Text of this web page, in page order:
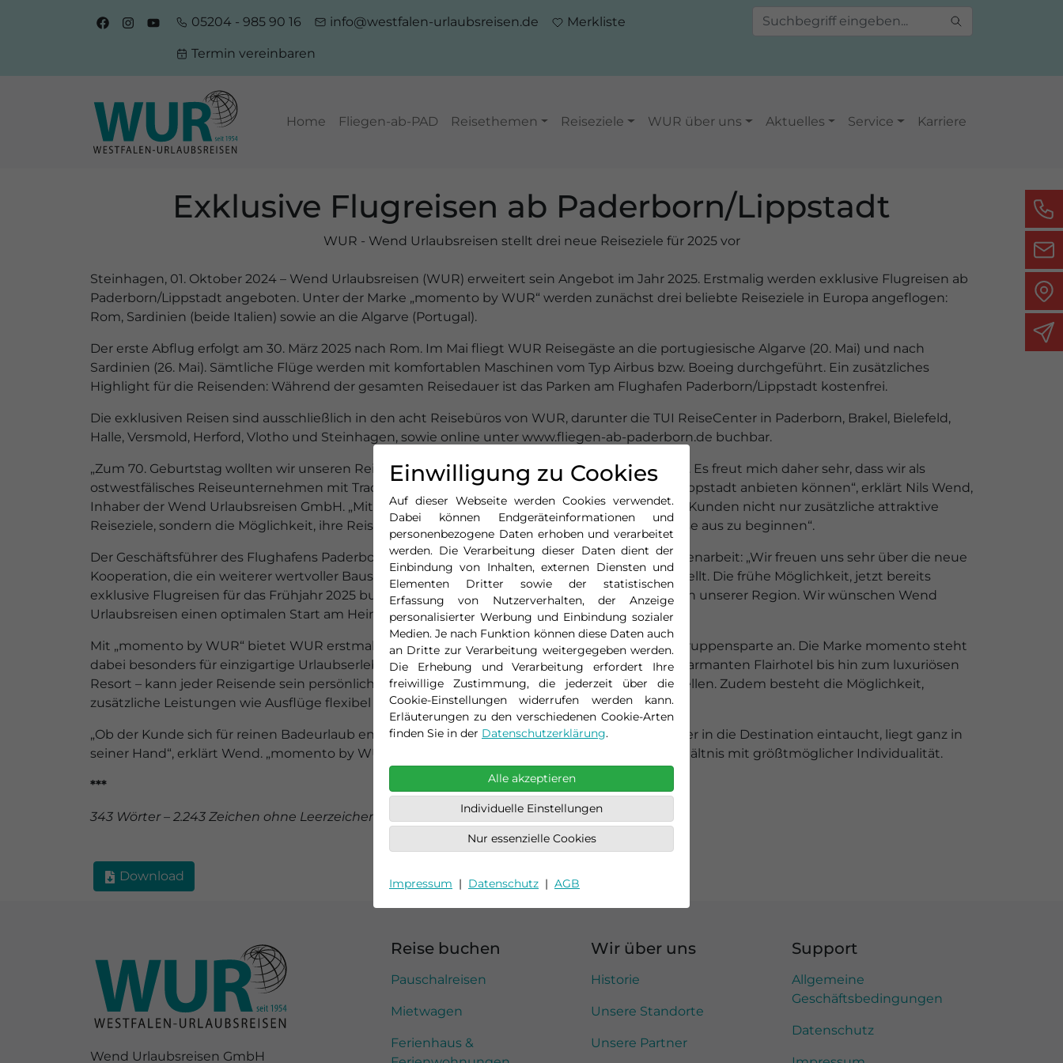
05204 - 985 90 16 info@westfalen-urlaubsreisen.de Merkliste
Termin vereinbaren
Home Fliegen-ab-PAD Reisethemen Reiseziele WUR über uns Aktuelles Service Karriere
Exklusive Flugreisen ab Paderborn/Lippstadt
WUR - Wend Urlaubsreisen stellt drei neue Reiseziele für 2025 vor
Steinhagen, 01. Oktober 2024 – Wend Urlaubsreisen (WUR) erweitert sein Angebot im Jahr 2025. Erstmalig werden exklusive Flugreisen ab
Paderborn/Lippstadt angeboten. Unter der Marke „momento by WUR“ werden zunächst drei beliebte Reiseziele in Europa angeflogen:
Rom, Sardinien (beide Italien) sowie an die Algarve (Portugal).
Der erste Abflug erfolgt am 30. März 2025 nach Rom. Im Mai fliegt WUR Reisegäste an die portugiesische Algarve (20. Mai) und nach
Sardinien (26. Mai). Sämtliche Flüge werden mit komfortablen Maschinen vom Typ Airbus bzw. Boeing durchgeführt. Ein zusätzliches
Highlight für die Reisenden: Während der gesamten Reisedauer ist das Parken am Flughafen Paderborn/Lippstadt kostenfrei.
Die exklusiven Reisen sind ausschließlich in den acht Reisebüros von WUR, darunter die TUI ReiseCenter in Paderborn, Brakel, Bielefeld,
Halle, Versmold, Herford, Vlotho und Steinhagen, sowie online unter www.fliegen-ab-paderborn.de buchbar.
„Zum 70. Geburtstag wollten wir unseren Reisenden etwas ganz Neues und Besonders bieten. Es freut mich daher sehr, dass wir als
ostwestfälisches Reiseunternehmen mit Tradition jetzt auch eigene Abflüge von Paderborn/Lippstadt anbieten können“, erklärt Nils Wend,
Inhaber der Wend Urlaubsreisen GmbH. „Mit diesem erweiterten Angebot bieten wir unseren Kunden nicht nur zusätzliche attraktive
Reiseziele, sondern die Möglichkeit, ihre Reise ganz entspannt und möglichst nah von zu Hause aus zu beginnen“.
Der Geschäftsführer des Flughafens Paderborn/Lippstadt, Roland Hüser, begrüßt die Zusammenarbeit: „Wir freuen uns sehr über die neue
Kooperation, die ein weiterer wertvoller Baustein für das Angebot an unserem Flughafen darstellt. Die frühe Möglichkeit, jetzt bereits
exklusive Flugreisen für das Frühjahr 2025 buchen zu können, ist ein Vorteil für die Menschen in unserer Region. Wir wünschen Wend
Urlaubsreisen einen optimalen Start am Heimathafen“.
Mit „momento by WUR“ bietet WUR erstmals individuelle Reisen außerhalb der klassischen Gruppensparte an. Die Marke momento steht
dabei besonders für einzigartige Urlaubserlebnisse. Dank einer breiten Hotelauswahl – vom charmanten Flairhotel bis hin zum luxuriösen
Resort – kann jeder Reisende sein persönliches Urlaubspaket maßgeschneidert zusammenstellen. Zudem besteht die Möglichkeit,
zusätzliche Leistungen wie Ausflüge flexibel hinzuzubuchen.
„Ob der Kunde sich für reinen Badeurlaub entscheidet oder mit unseren Ausflugspaketen tiefer in die Destination eintaucht, liegt ganz in
seiner Hand“, erklärt Wend. „momento by WUR“ verbindet ein attraktives Preis-Leistungs-Verhältnis mit größtmöglicher Individualität.
***
343 Wörter – 2.243 Zeichen ohne Leerzeichen, 2.582 Zeichen mit Leerzeichen
Download
Einwilligung zu Cookies
Auf dieser Webseite werden Cookies verwendet.
Dabei können Endgeräteinformationen und
personenbezogene Daten erhoben und verarbeitet
werden. Die Verarbeitung dieser Daten dient der
Einbindung von Inhalten, externen Diensten und
Elementen Dritter sowie der statistischen
Erfassung von Nutzerverhalten, der Anzeige
personalisierter Werbung und Einbindung sozialer
Medien. Je nach Funktion können diese Daten auch
an Dritte zur Verarbeitung weitergegeben werden.
Die Erhebung und Verarbeitung erfordert Ihre
freiwillige Zustimmung, die jederzeit über die
Cookie-Einstellungen widerrufen werden kann.
Erläuterungen zu den verschiedenen Cookie-Arten
finden Sie in der Datenschutzerklärung.
Alle akzeptieren
Individuelle Einstellungen
Nur essenzielle Cookies
Impressum | Datenschutz | AGB
Wend Urlaubsreisen GmbH
Reise buchen
Pauschalreisen
Mietwagen
Ferienhaus &
Wir über uns
Historie
Unsere Standorte
Unsere Partner
Support
Allgemeine
Geschäftsbedingungen
Datenschutz